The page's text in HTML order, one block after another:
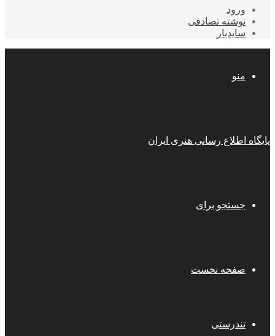
ورود
نوشته تصادفی
سایدبار
منو
پایگاه اطلاع رسانی هنری ایران
جستجو برای
صفحه نخست
تندرستی